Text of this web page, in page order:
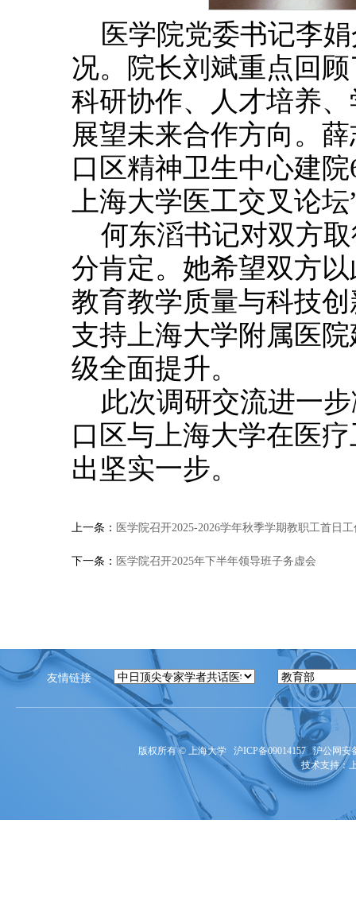
医学院党委书记李
况。院长刘斌重点回
科研协作、人才培养
展望未来合作方向。
口区精神卫生中心建
上海大学医工交叉论
何东滔书记对双方
分肯定。她希望双方
教育教学质量与科技
支持上海大学附属医
级全面提升。
此次调研交流进一
口区与上海大学在医
出坚实一步。
上一条： 医学院召开2025-2026学年秋季学期教职工首日
下一条： 医学院召开2025年下半年领导班子务虚会
友情链接
版权所有 © 上海大学 沪ICP备09014157 沪公网安
技术支持：